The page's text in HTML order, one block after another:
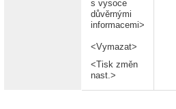
s vysoce
důvěrnými
informacemi>
<Vymazat>
<Tisk změn
nast.>